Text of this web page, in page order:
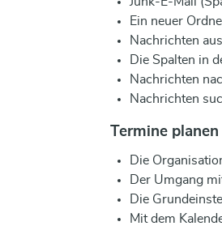
Ein neuer
Nachrichten
Die Spalten in
Nachrichten
Nachrichten
Termine
Die
Der Umgang
Die
Mit dem